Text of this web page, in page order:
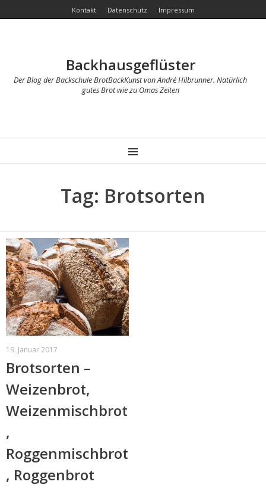
Kontakt Datenschutz Impressum
Backhausgeflüster
Der Blog der Backschule BrotBackKunst von André Hilbrunner. Natürlich
gutes Brot wie zu Omas Zeiten
MENU
Tag: Brotsorten
19. Januar 2017
Brotsorten –
Weizenbrot,
Weizenmischbrot
,
Roggenmischbrot
, Roggenbrot